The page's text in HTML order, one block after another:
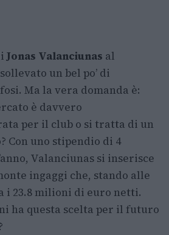
Jonas Valanciunas al
un bel po’ di
Ma la vera domanda è:
è davvero
per il club o si tratta di un
Con uno stipendio di 4
Valanciunas si inserisce
ingaggi che, stando alle
i 23.8 milioni di euro netti.
ha questa scelta per il futuro